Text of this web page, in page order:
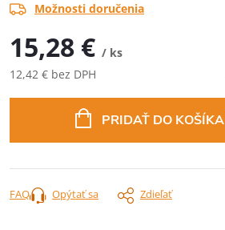
Možnosti doručenia
15,28 € / ks
12,42 € bez DPH
PRIDAŤ DO KOŠÍKA
Opýtať sa Zdieľať
FAQ